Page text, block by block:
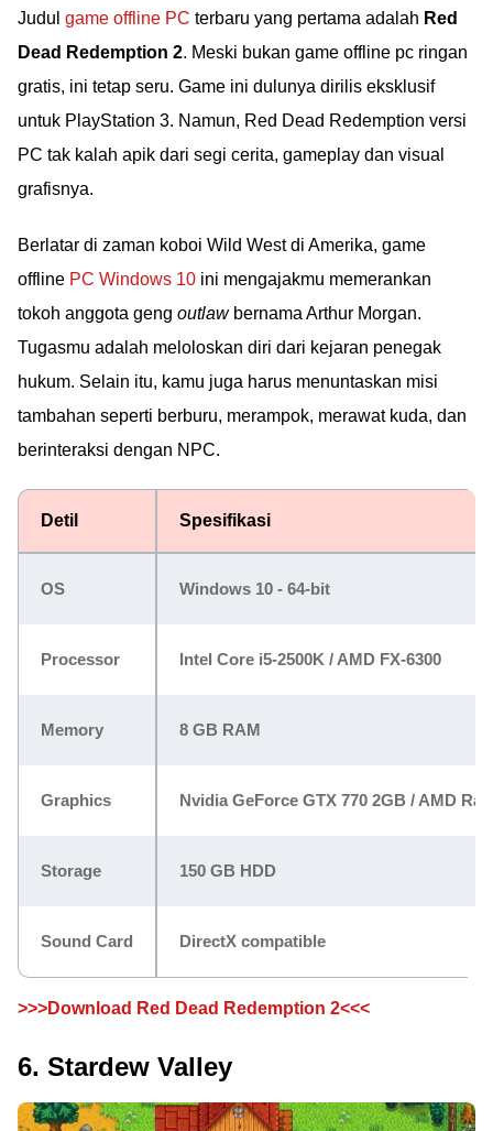
Judul game offline PC terbaru yang pertama adalah Red
Dead Redemption 2. Meski bukan game offline pc ringan
gratis, ini tetap seru. Game ini dulunya dirilis eksklusif
untuk PlayStation 3. Namun, Red Dead Redemption versi
PC tak kalah apik dari segi cerita, gameplay dan visual
grafisnya.
Berlatar di zaman koboi Wild West di Amerika, game
offline PC Windows 10 ini mengajakmu memerankan
tokoh anggota geng outlawbernama Arthur Morgan.
Tugasmu adalah meloloskan diri dari kejaran penegak
hukum. Selain itu, kamu juga harus menuntaskan misi
tambahan seperti berburu, merampok, merawat kuda, dan
berinteraksi dengan NPC.
Detil Spesifikasi
OS Windows 10 - 64-bit
Processor Intel Core i5-2500K / AMD FX-6300
Memory 8 GB RAM
Graphics Nvidia GeForce GTX 770 2GB / AMD
Storage 150 GB HDD
Sound Card DirectX compatible
>>>Download Red Dead Redemption 2<<<
6. Stardew Valley